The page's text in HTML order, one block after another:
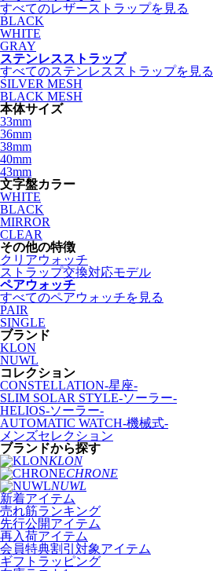
すべてのレザーストラップを見る
BLACK
WHITE
GRAY
ステンレスストラップ
すべてのステンレスストラップを見る
SILVER MESH
BLACK MESH
本体サイズ
33mm
36mm
38mm
40mm
43mm
文字盤カラー
WHITE
BLACK
MIRROR
CLEAR
その他の特徴
クリアウォッチ
ストラップ交換対応モデル
ペアウォッチ
すべてのペアウォッチを見る
PAIR
SINGLE
ブランド
KLON
NUWL
コレクション
CONSTELLATION-星座-
SLIM SOLAR STYLE-ソーラー-
HELIOS-ソーラー-
AUTOMATIC WATCH-機械式-
メンズセレクション
ブランドから探す
KLON
CHRONE
NUWL
新着アイテム
売れ筋ランキング
先行公開アイテム
再入荷アイテム
会員特典割引対象アイテム
ギフトラッピング